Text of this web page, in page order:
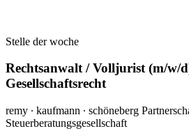
Stelle der woche
Rechtsanwalt / Volljurist (m/w/
Gesellschaftsrecht
remy ∙ kaufmann ∙ schöneberg
Steuerberatungsgesellschaft